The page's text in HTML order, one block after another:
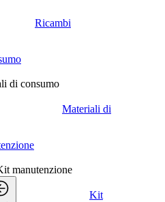
Ricambi
di consumo
Materiali di
manutenzione
Kit